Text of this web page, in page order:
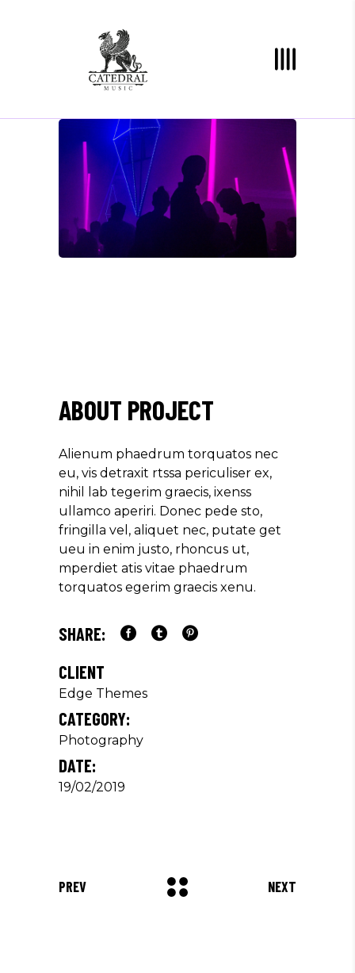
ullamco aperiri. Donec pede sto,
ueu in enim justo, rhoncus ut,
mperdiet atis vitae phaedrum
torquatos egerim graecis xenu.
SHARE:
CLIENT
Edge Themes
CATEGORY:
Photography
DATE:
19/02/2019
PREV